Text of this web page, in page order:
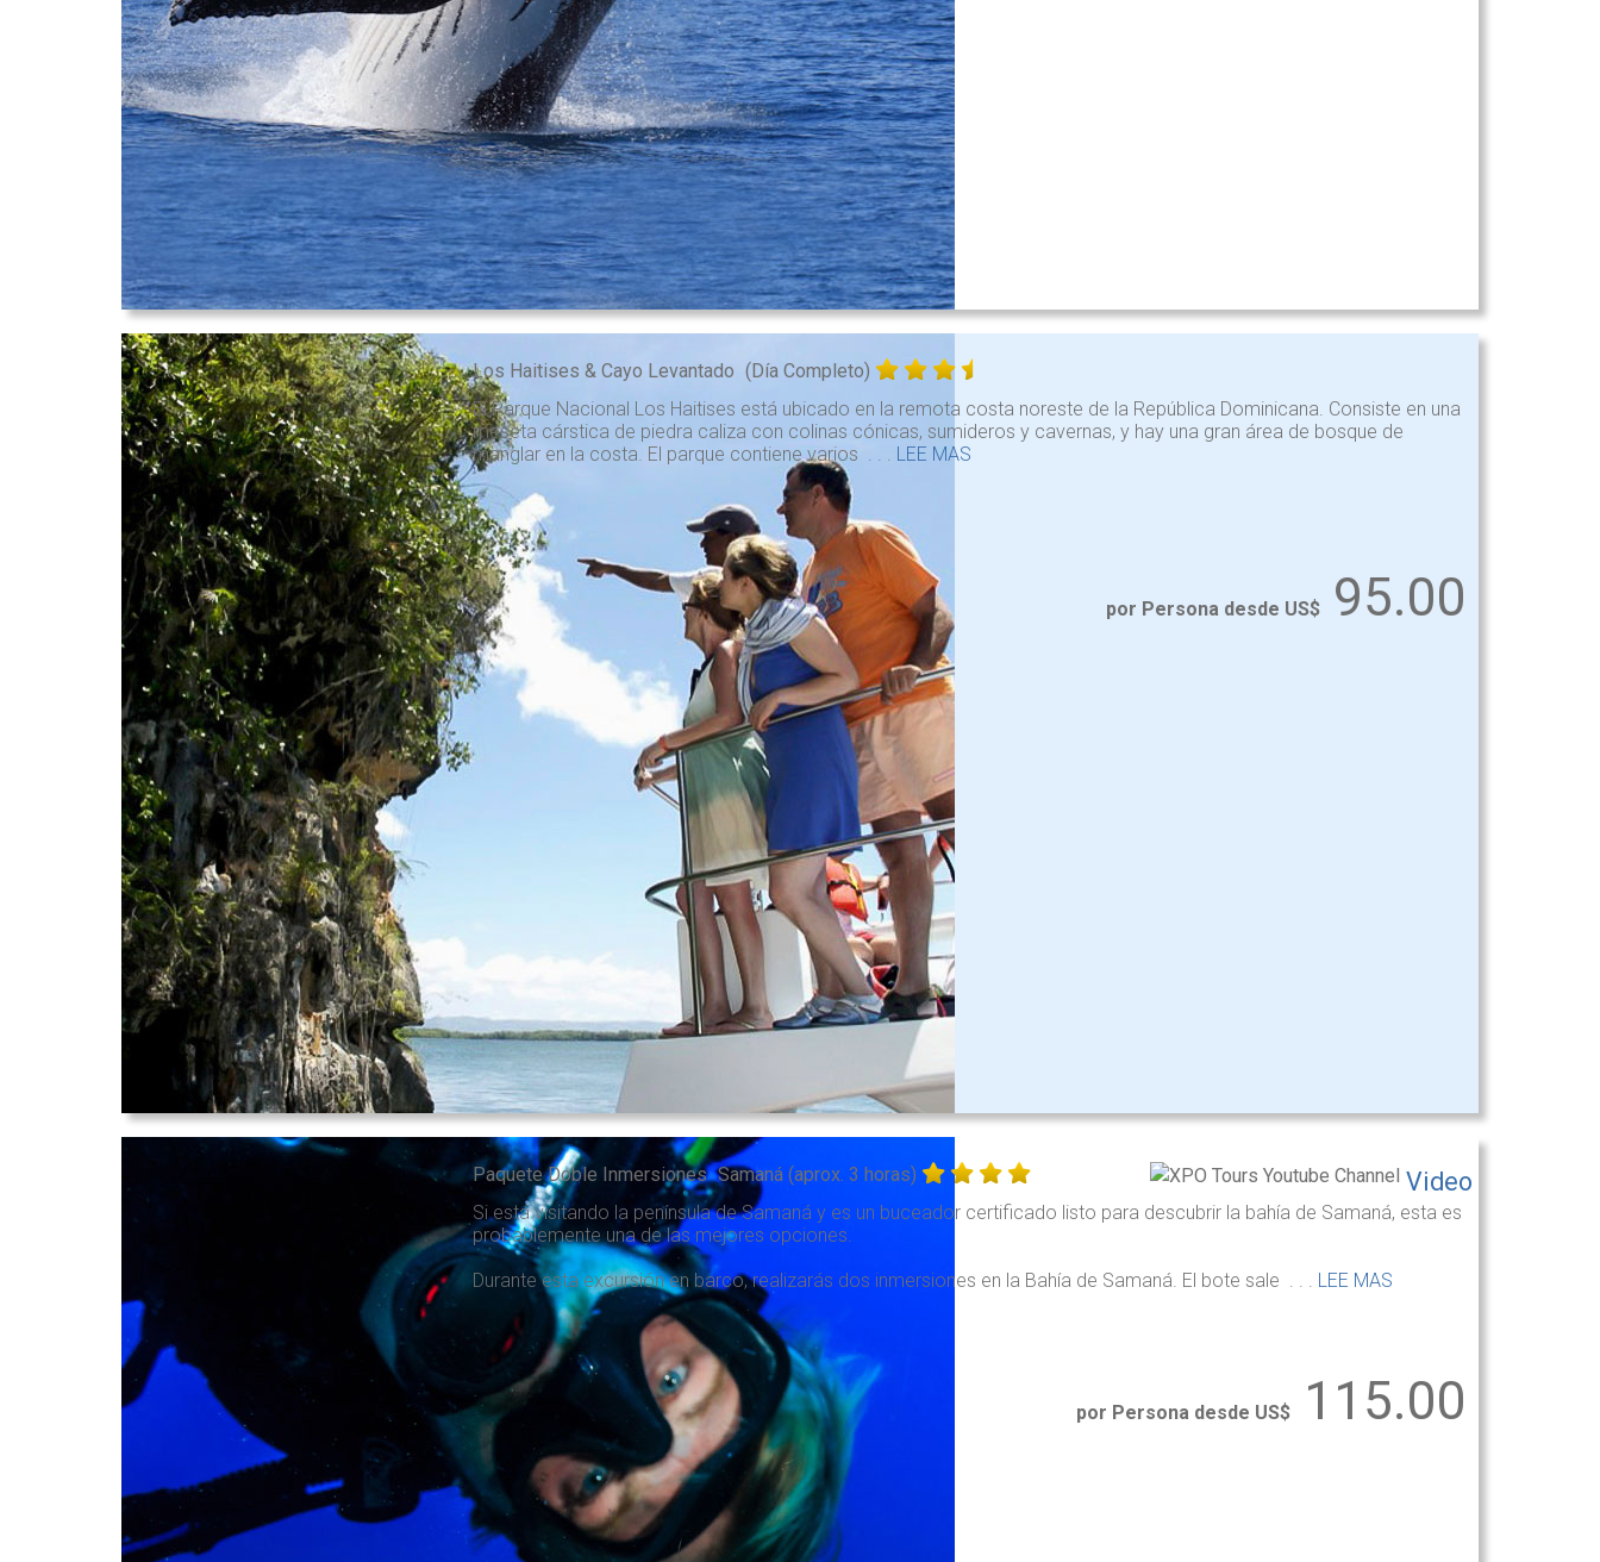
Los Haitises & Cayo Levantado (Día Completo)
El Parque Nacional Los Haitises está ubicado en la remota costa noreste de la República Dominicana. Consiste en una
meseta cárstica de piedra caliza con colinas cónicas, sumideros y cavernas, y hay una gran área de bosque de
manglar en la costa. El parque contiene varios . . . LEE MAS
por Persona desde US$ 95.00
Paquete Doble Inmersiones Samaná (aprox. 3 horas) Video
Si está visitando la península de Samaná y es un buceador certificado listo para descubrir la bahía de Samaná, esta es
probablemente una de las mejores opciones.
Durante esta excursión en barco, realizarás dos inmersiones en la Bahía de Samaná. El bote sale . . . LEE MAS
por Persona desde US$ 115.00